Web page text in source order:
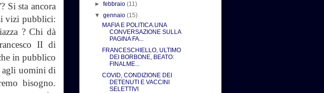
Si sta ancora
vizi pubblici:
? Chi dà
II di
in pubblico
agli uomini di
bisogno.
►febbraio(11)
▼gennaio(15)
MAFIA E POLITICA.UNA
CONVERSAZIONE SULLA
PAGINA FA...
FRANCESCHIELLO, ULTIMO
DEI BORBONE, BEATO:
FINALME...
COVID, CONDIZIONE DEI
DETENUTI E VACCINI
SELETTIVI